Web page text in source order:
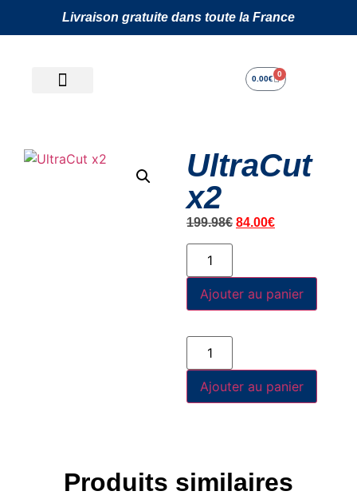
Livraison gratuite dans toute la France
0.00€
0
UltraCut
x2
199.98€ 84.00€
Ajouter au panier
Ajouter au panier
Produits similaires